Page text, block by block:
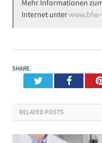
Mehr Informationen
Internet unter
SHARE.
Twitter
RELATED POSTS